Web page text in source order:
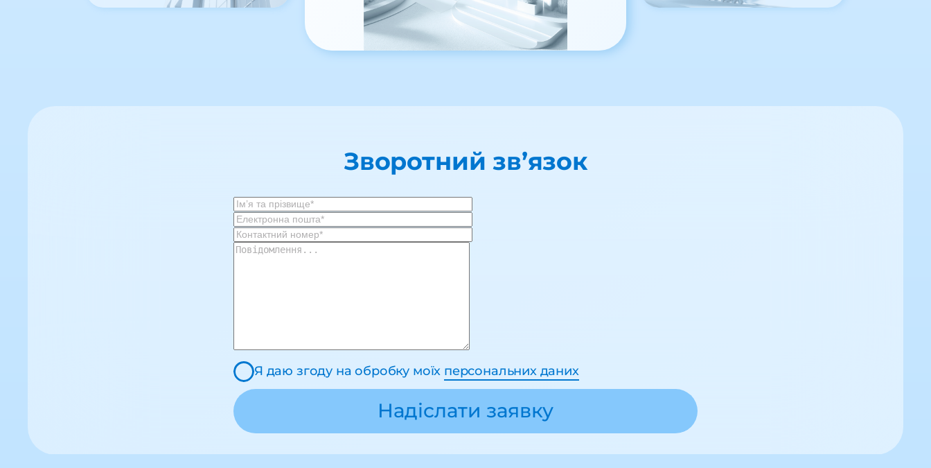
Зворотний зв’язок
Я даю згоду на обробку моїх персональних даних
Надіслати заявку